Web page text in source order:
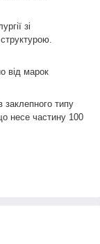
зі
від марок
типу
несе частину 100